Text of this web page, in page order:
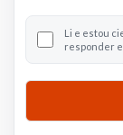
Li e estou
responder